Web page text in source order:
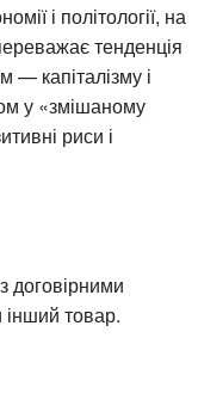
і політології, на
тенденція
— капіталізму і
у «змішаному
риси і
договірними
товар.